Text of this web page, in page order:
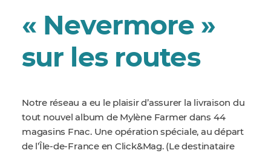
« Nevermore »
sur les routes
Notre réseau a eu le plaisir d’assurer la livraison du
tout nouvel album de Mylène Farmer dans 44
magasins Fnac. Une opération spéciale, au départ
de l’Île-de-France en Click&Mag. (Le destinataire